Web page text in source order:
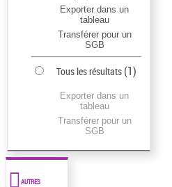
Exporter dans un
tableau
Transférer pour un
SGB
Tous les résultats (1)
Exporter dans un
tableau
Transférer pour un
SGB
AUTRES